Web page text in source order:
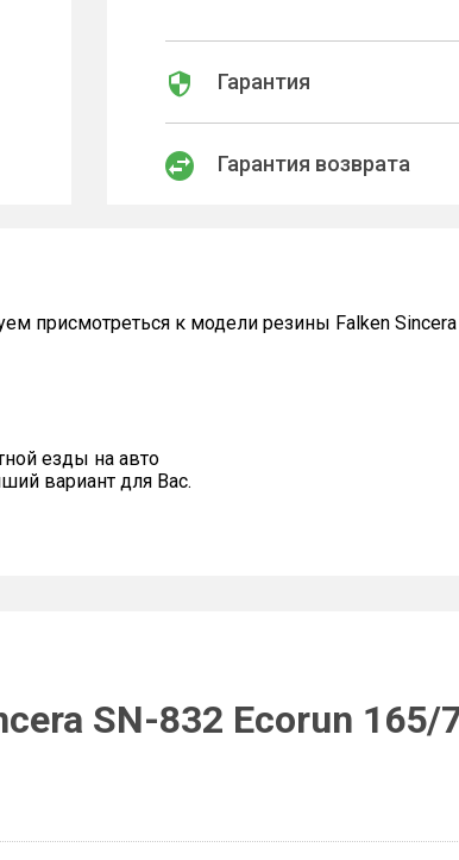
Гарантия
Гарантия возврата
присмотреться к модели резины Falken Sincera
езды на авто
вариант для Вас.
SN-832 Ecorun 165/